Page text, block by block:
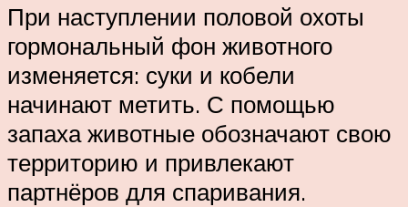
При наступлении половой охоты
гормональный фон животного
изменяется: суки и кобели
начинают метить. С помощью
запаха животные обозначают свою
территорию и привлекают
партнёров для спаривания.